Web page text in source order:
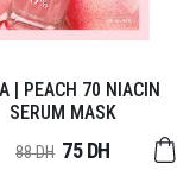
| PEACH 70 NIACIN
SERUM MASK
88 DH 75 DH